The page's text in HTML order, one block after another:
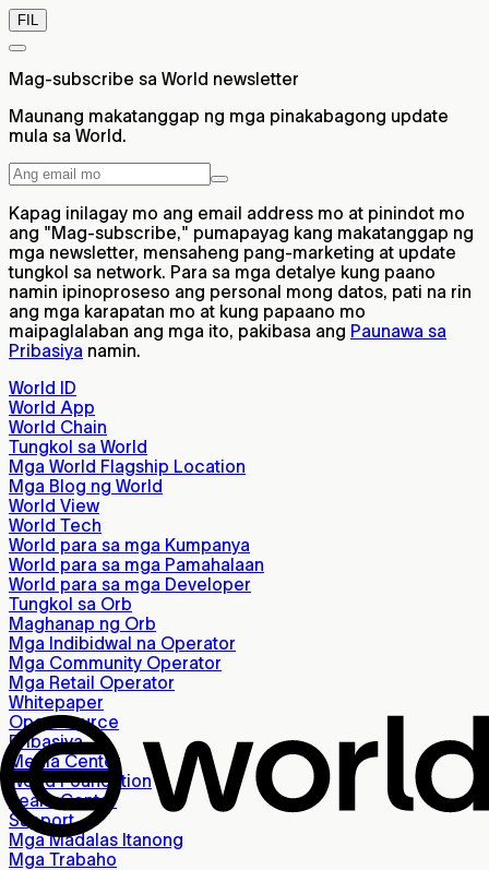
FIL
Mag-subscribe sa World newsletter
Maunang makatanggap ng mga pinakabagong update
mula sa World.
Kapag inilagay mo ang email address mo at pinindot mo
ang "Mag-subscribe," pumapayag kang makatanggap ng
mga newsletter, mensaheng pang-marketing at update
tungkol sa network. Para sa mga detalye kung paano
namin ipinoproseso ang personal mong datos, pati na rin
ang mga karapatan mo at kung papaano mo
maipaglalaban ang mga ito, pakibasa ang Paunawa sa
Pribasiya namin.
World ID
World App
World Chain
Tungkol sa World
Mga World Flagship Location
Mga Blog ng World
World View
World Tech
World para sa mga Kumpanya
World para sa mga Pamahalaan
World para sa mga Developer
Tungkol sa Orb
Maghanap ng Orb
Mga Indibidwal na Operator
Mga Community Operator
Mga Retail Operator
Whitepaper
Open Source
Pribasiya
Media Center
World Foundation
Learn Center
Support
Mga Madalas Itanong
Mga Trabaho